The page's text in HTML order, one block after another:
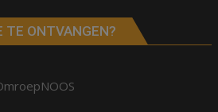
TE ONTVANGEN?